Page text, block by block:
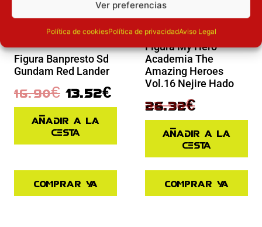
Ver preferencias
Política de cookiesPolítica de privacidadAviso Legal
Figura Banpresto Sd
Gundam Red Lander
16.90€ 13.52€
Añadir a la
cesta
Comprar ya
Novedades
Figura My Hero
Academia The
Amazing Heroes
Vol.16 Nejire Hado
32.90€
26.32€
Añadir a la
cesta
Comprar ya